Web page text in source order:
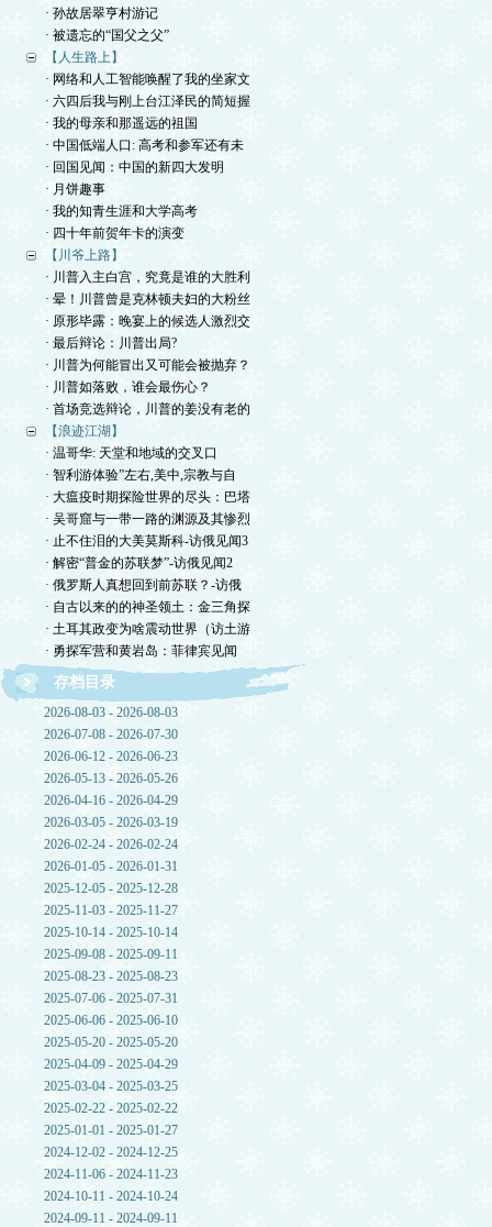
· 孙故居翠亨村游记
· 被遗忘的“国父之父”
【人生路上】
· 网络和人工智能唤醒了我的坐家文
· 六四后我与刚上台江泽民的简短握
· 我的母亲和那遥远的祖国
· 中国低端人口: 高考和参军还有未
· 回国见闻：中国的新四大发明
· 月饼趣事
· 我的知青生涯和大学高考
· 四十年前贺年卡的演变
【川爷上路】
· 川普入主白宫，究竟是谁的大胜利
· 晕！川普曾是克林顿夫妇的大粉丝
· 原形毕露：晚宴上的候选人激烈交
· 最后辩论：川普出局?
· 川普为何能冒出又可能会被抛弃？
· 川普如落败，谁会最伤心？
· 首场竞选辩论，川普的姜没有老的
【浪迹江湖】
· 温哥华: 天堂和地域的交叉口
· 智利游体验”左右,美中,宗教与自
· 大瘟疫时期探险世界的尽头：巴塔
· 吴哥窟与一带一路的渊源及其惨烈
· 止不住泪的大美莫斯科-访俄见闻3
· 解密“普金的苏联梦”-访俄见闻2
· 俄罗斯人真想回到前苏联？-访俄
· 自古以来的的神圣领土：金三角探
· 土耳其政变为啥震动世界（访土游
· 勇探军营和黄岩岛：菲律宾见闻
存档目录
2026-08-03 - 2026-08-03
2026-07-08 - 2026-07-30
2026-06-12 - 2026-06-23
2026-05-13 - 2026-05-26
2026-04-16 - 2026-04-29
2026-03-05 - 2026-03-19
2026-02-24 - 2026-02-24
2026-01-05 - 2026-01-31
2025-12-05 - 2025-12-28
2025-11-03 - 2025-11-27
2025-10-14 - 2025-10-14
2025-09-08 - 2025-09-11
2025-08-23 - 2025-08-23
2025-07-06 - 2025-07-31
2025-06-06 - 2025-06-10
2025-05-20 - 2025-05-20
2025-04-09 - 2025-04-29
2025-03-04 - 2025-03-25
2025-02-22 - 2025-02-22
2025-01-01 - 2025-01-27
2024-12-02 - 2024-12-25
2024-11-06 - 2024-11-23
2024-10-11 - 2024-10-24
2024-09-11 - 2024-09-11